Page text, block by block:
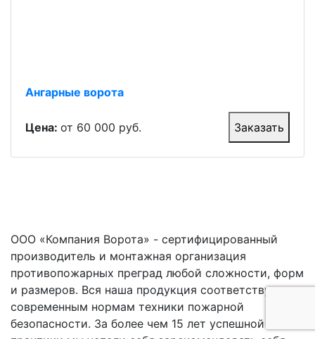
Ангарные ворота
Цена: от 60 000 руб. Заказать
ООО «Компания Ворота» - сертифицированный
производитель и монтажная организация
противопожарных преград любой сложности, форм
и размеров. Вся наша продукция соответствует
современным нормам техники пожарной
безопасности. За более чем 15 лет успешной